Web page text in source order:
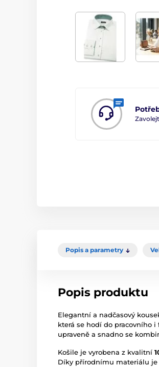
Popis a parametry
Popis produktu
Elegantní a nadčasový
která se hodí do pracovního
upraveně a snadno se
Košile je vyrobena z kvalitní
Díky přírodnímu materiálu